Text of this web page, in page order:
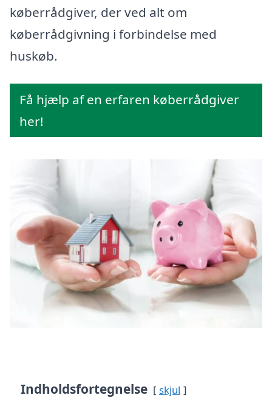
køberrådgiver, der ved alt om
køberrådgivning i forbindelse med
huskøb.
Få hjælp af en erfaren køberrådgiver
her!
Indholdsfortegnelse skjul